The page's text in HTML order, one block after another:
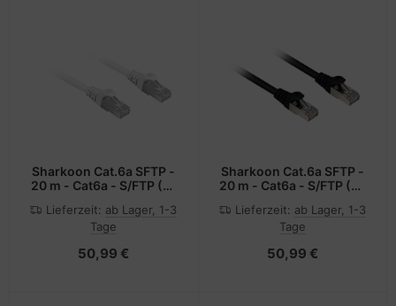
Sharkoon Cat.6a SFTP -
20 m - Cat6a - S/FTP (S-
Lieferzeit: ab Lager, 1-3
Tage
50,99 €
Sharkoon Cat.6a SFTP -
20 m - Cat6a - S/FTP (S-
Lieferzeit: ab Lager, 1-3
Tage
50,99 €